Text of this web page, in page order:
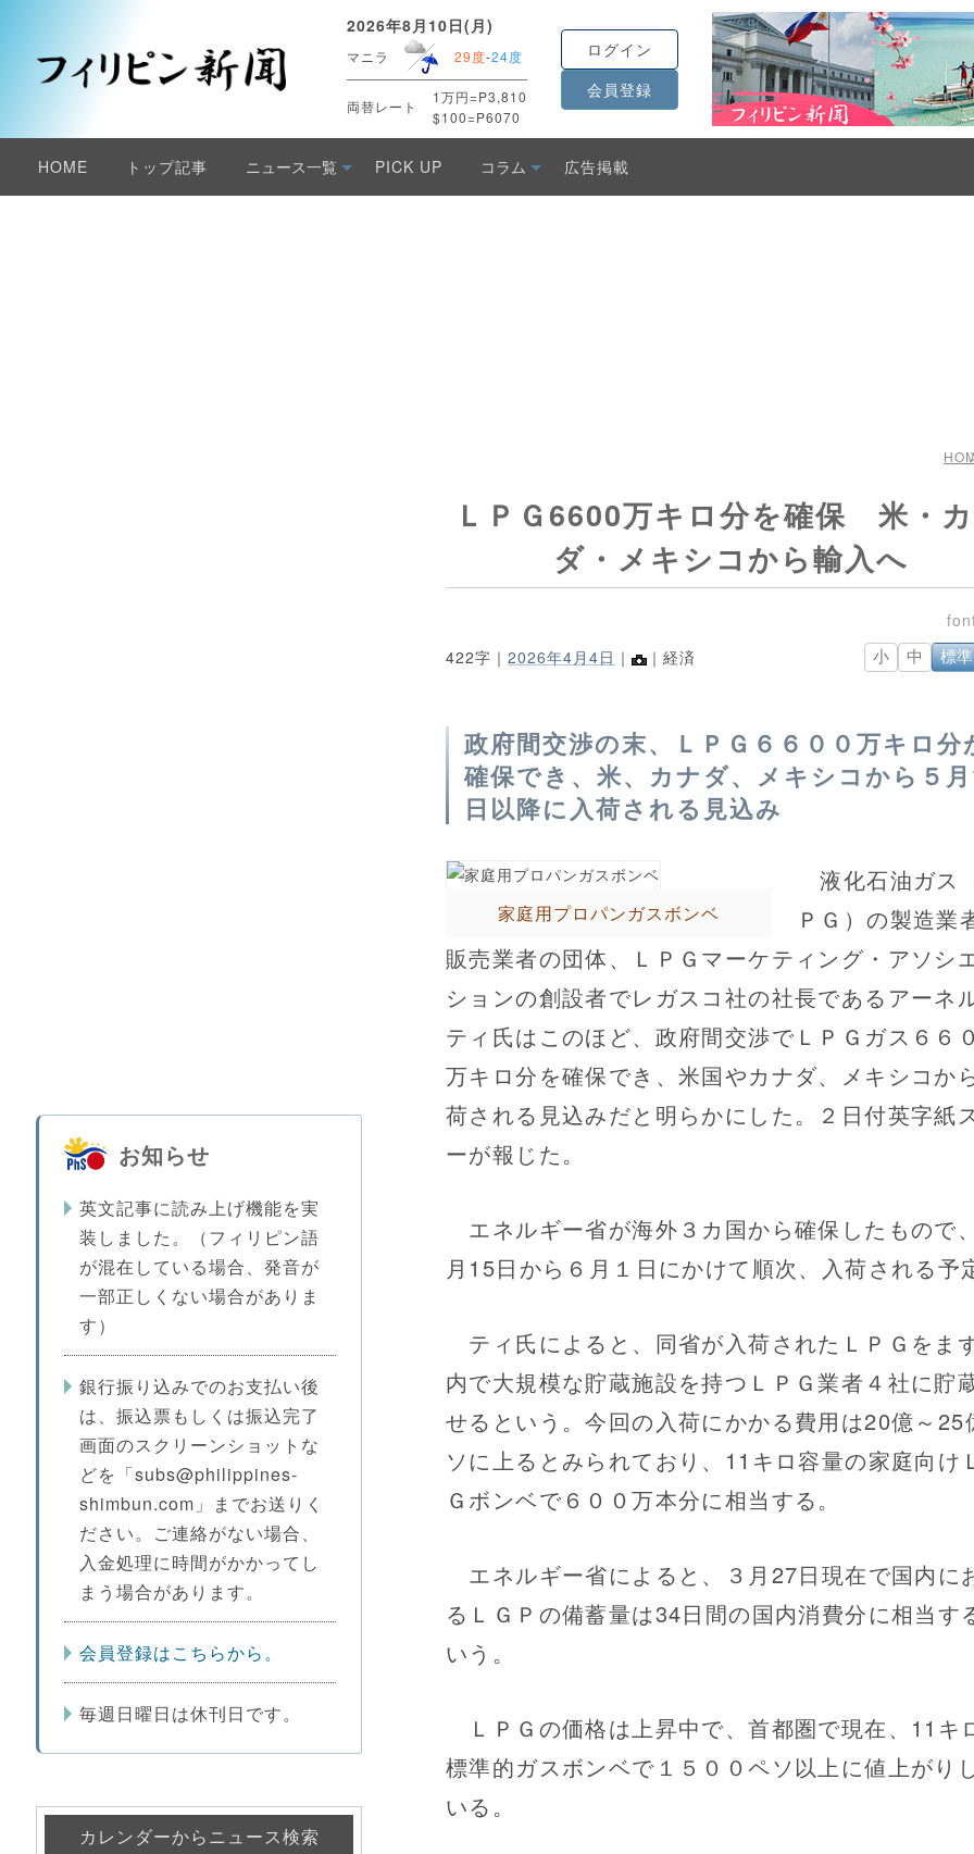
2026年8月10日(月)
マニラ 29度-24度
両替レート
1万円=P3,810
$100=P6070
ログイン
会員登録
HOME トップ記事 ニュース一覧 PICK UP コラム 広告掲載
お知らせ
英文記事に読み上げ機能を実
装しました。（フィリピン語
が混在している場合、発音が
一部正しくない場合がありま
す）
銀行振り込みでのお支払い後
は、振込票もしくは振込完了
画面のスクリーンショットな
どを「subs@philippines-
shimbun.com」までお送りく
ださい。ご連絡がない場合、
入金処理に時間がかかってし
まう場合があります。
会員登録はこちらから。
毎週日曜日は休刊日です。
カレンダーからニュース検索
ＬＰＧ6600万キロ分を確保 米・
ダ・メキシコから輸入へ
422字｜ 2026年4月4日 ｜ ｜経済 小 中 標準
政府間交渉の末、ＬＰＧ６６００万キロ分
確保でき、米、カナダ、メキシコから５
日以降に入荷される見込み
家庭用プロパンガスボンベ
液化石油ガス
ＰＧ）の製造業
販売業者の団体、ＬＰＧマーケティング・アソシ
ションの創設者でレガスコ社の社長であるアーネ
ティ氏はこのほど、政府間交渉でＬＰＧガス６６
万キロ分を確保でき、米国やカナダ、メキシコか
荷される見込みだと明らかにした。２日付英字紙
ーが報じた。
エネルギー省が海外３カ国から確保したもので
月15日から６月１日にかけて順次、入荷される予
ティ氏によると、同省が入荷されたＬＰＧをま
内で大規模な貯蔵施設を持つＬＰＧ業者４社に貯
せるという。今回の入荷にかかる費用は20億～25
ソに上るとみられており、11キロ容量の家庭向け
Ｇボンベで６００万本分に相当する。
エネルギー省によると、３月27日現在で国内に
るＬＧＰの備蓄量は34日間の国内消費分に相当す
いう。
ＬＰＧの価格は上昇中で、首都圏で現在、11キ
標準的ガスボンベで１５００ペソ以上に値上がり
いる。